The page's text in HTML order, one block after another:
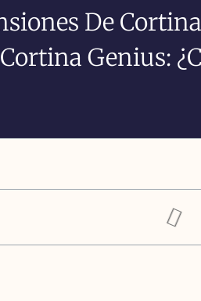
De
Cortina Genius: